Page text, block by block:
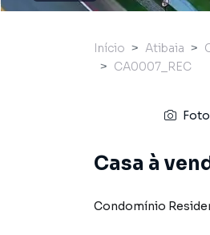
Início Atibaia
CA0007_REC
Casa à
Condomínio